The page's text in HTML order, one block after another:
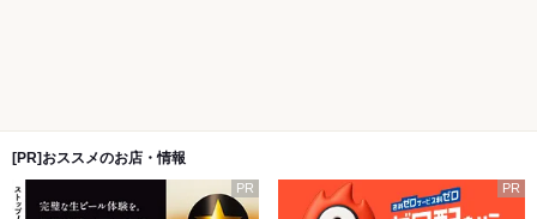
[PR]おススメのお店・情報
PR PR